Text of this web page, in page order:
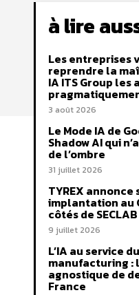
à lire
Les entreprises
reprendre la
IA ITS Group les
3 août 2026
Le Mode IA de
Shadow AI qui
de l’ombre
31 juillet 2026
TYREX annonce
implantation au
côtés de SECLAB
9 juillet 2026
L’IA au service du
manufacturing :
agnostique de
France